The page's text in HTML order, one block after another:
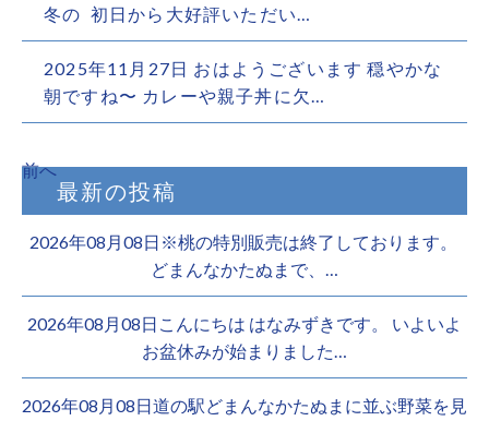
冬の 初日から大好評いただい…
2025年11月27日 おはようございます️ 穏やかな
朝ですね〜 カレーや親子丼に欠…
前へ
最新の投稿
2026年08月08日※桃の特別販売は終了しております。 ️
どまんなかたぬまで、…
2026年08月08日こんにちは はなみずきです。 いよいよ
お盆休みが始まりました…
2026年08月08日道の駅どまんなかたぬまに並ぶ野菜を見